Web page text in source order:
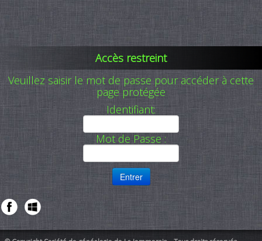
Accueil
Activités
Accès restreint
Veuillez saisir le mot de passe pour accéder à cette
page protégée
Identifiant:
Mot de Passe :